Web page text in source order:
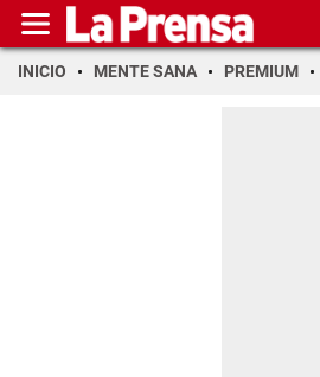
INICIO MENTE SANA PREMIUM